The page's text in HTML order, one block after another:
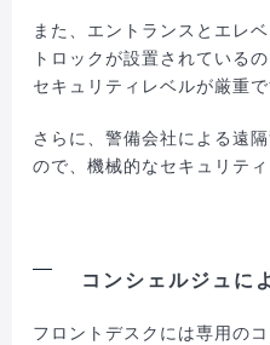
また、エントランスとエレ
トロックが設置されている
セキュリティレベルが厳重で
さらに、警備会社による遠
ので、機械的なセキュリティ
コンシェルジュに
フロントデスクには専用の